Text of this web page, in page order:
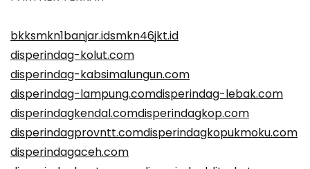
bkksmkn1banjar.idsmkn46jkt.id
disperindag-kolut.com
disperindag-kabsimalungun.com
disperindag-lampung.comdisperindag-lebak.com
disperindagkendal.comdisperindagkop.com
disperindagprovntt.comdisperindagkopukmoku.com
disperindagaceh.com